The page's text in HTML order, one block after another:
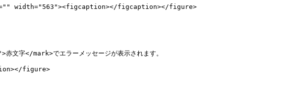
width="563"><figcaption></figcaption></figure>
文字</mark>でエラーメッセージが表示されます。
figure>